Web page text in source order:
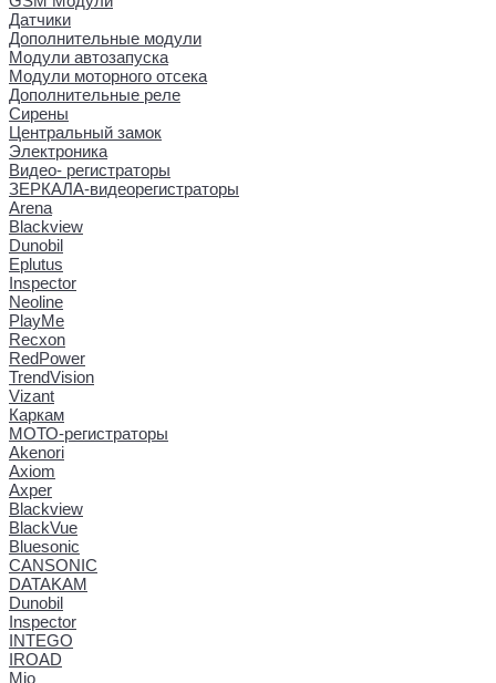
Датчики
Дополнительные модули
Модули автозапуска
Модули моторного отсека
Дополнительные реле
Сирены
Центральный замок
Электроника
Видео- регистраторы
ЗЕРКАЛА-видеорегистраторы
Arena
Blackview
Dunobil
Eplutus
Inspector
Neoline
PlayMe
Recxon
RedPower
TrendVision
Vizant
Каркам
МОТО-регистраторы
Akenori
Axiom
Axper
Blackview
BlackVue
Bluesonic
CANSONIC
DATAKAM
Dunobil
Inspector
INTEGO
IROAD
Mio